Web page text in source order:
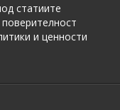
статиите
и ценности